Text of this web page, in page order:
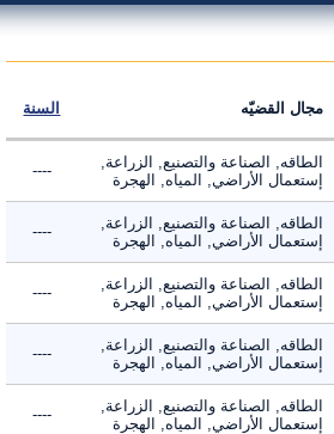
مجال القضيّه السنة
الطاقه, الصناعة والتصنيع, الزراعة,
إستعمال الأراضي, المياه, الهجرة
----
الطاقه, الصناعة والتصنيع, الزراعة,
إستعمال الأراضي, المياه, الهجرة
----
الطاقه, الصناعة والتصنيع, الزراعة,
إستعمال الأراضي, المياه, الهجرة
----
الطاقه, الصناعة والتصنيع, الزراعة,
إستعمال الأراضي, المياه, الهجرة
----
الطاقه, الصناعة والتصنيع, الزراعة,
إستعمال الأراضي, المياه, الهجرة
----